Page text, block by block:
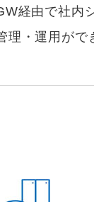
経由で社内
・運用がで